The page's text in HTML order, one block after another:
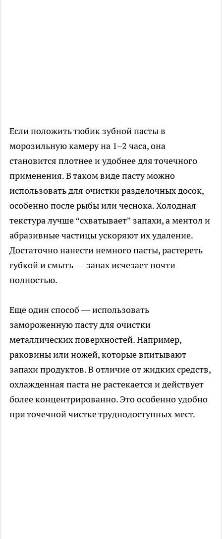
Если положить тюбик зубной пасты в
морозильную камеру на 1–2 часа, она
становится плотнее и удобнее для точечного
применения. В таком виде пасту можно
использовать для очистки разделочных досок,
особенно после рыбы или чеснока. Холодная
текстура лучше “схватывает” запахи, а ментол и
абразивные частицы ускоряют их удаление.
Достаточно нанести немного пасты, растереть
губкой и смыть — запах исчезает почти
полностью.
Еще один способ — использовать
замороженную пасту для очистки
металлических поверхностей. Например,
раковины или ножей, которые впитывают
запахи продуктов. В отличие от жидких средств,
охлажденная паста не растекается и действует
более концентрированно. Это особенно удобно
при точечной чистке труднодоступных мест.